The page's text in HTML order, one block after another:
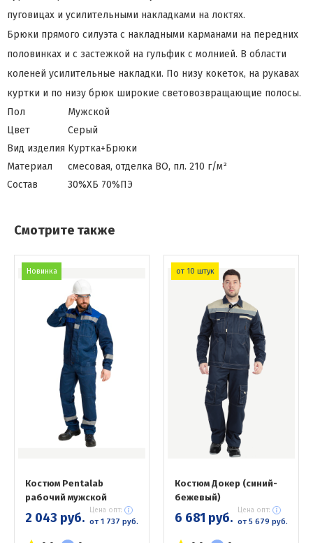
пуговицах и усилительными накладками на локтях.
Брюки прямого силуэта с накладными карманами на передних
половинках и с застежкой на гульфик с молнией. В области
коленей усилительные накладки. По низу кокеток, на рукавах
куртки и по низу брюк широкие световозвращающие полосы.
Пол
Мужской
Цвет
Серый
Вид изделия Куртка+Брюки
Материал
смесовая, отделка ВО, пл. 210 г/м²
Состав
30%ХБ 70%ПЭ
Смотрите также
Новинка
Костюм Pentalab
рабочий мужской
2 043 руб. Цена опт:
от 1 737 руб.
от 10 штук
Костюм Докер (синий-
бежевый)
6 681 руб. Цена опт:
от 5 679 руб.